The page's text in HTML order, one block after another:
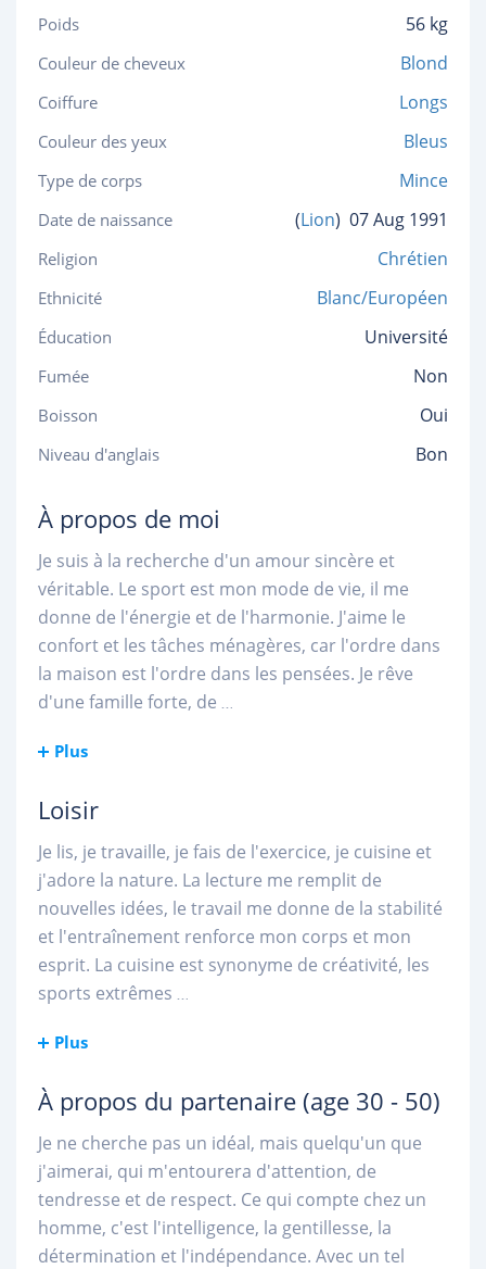
Poids 56 kg
Couleur de cheveux Blond
Coiffure Longs
Couleur des yeux Bleus
Type de corps Mince
Date de naissance (Lion) 07 Aug 1991
Religion Chrétien
Ethnicité Blanc/Européen
Éducation Université
Fumée Non
Boisson Oui
Niveau d'anglais Bon
À propos de moi
Je suis à la recherche d'un amour sincère et
véritable. Le sport est mon mode de vie, il me
donne de l'énergie et de l'harmonie. J'aime le
confort et les tâches ménagères, car l'ordre dans
la maison est l'ordre dans les pensées. Je rêve
d'une famille forte, de ...
Plus
Loisir
Je lis, je travaille, je fais de l'exercice, je cuisine et
j'adore la nature. La lecture me remplit de
nouvelles idées, le travail me donne de la stabilité
et l'entraînement renforce mon corps et mon
esprit. La cuisine est synonyme de créativité, les
sports extrêmes ...
Plus
À propos du partenaire (age 30 - 50)
Je ne cherche pas un idéal, mais quelqu'un que
j'aimerai, qui m'entourera d'attention, de
tendresse et de respect. Ce qui compte chez un
homme, c'est l'intelligence, la gentillesse, la
détermination et l'indépendance. Avec un tel